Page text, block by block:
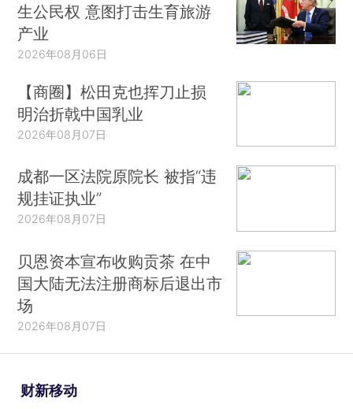
生公民权 意图打击生育旅游
产业
2026年08月06日
【商圈】松田克也挥刀止损
明治折戟中国乳业
2026年08月07日
成都一区法院原院长 被指“违
规挂证执业”
2026年08月07日
贝恩资本宣布收购贡茶 在中
国大陆无法注册商标后退出市
场
2026年08月07日
财新移动